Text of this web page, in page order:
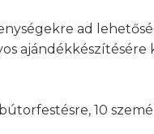
ad
ajándékkészítésére
10